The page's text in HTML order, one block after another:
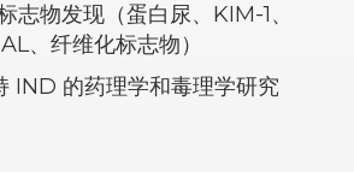
志物发现（蛋白尿、KIM-1、
、纤维化标志物）
IND 的药理学和毒理学研究